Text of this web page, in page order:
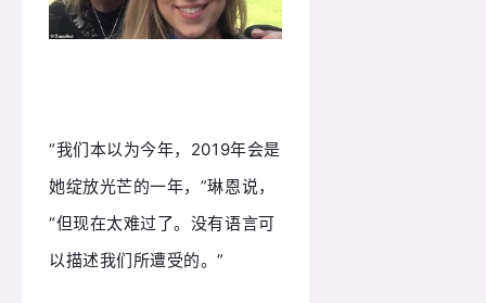
“我们本以为今年，2019年会是
她绽放光芒的一年，”琳恩说，
“但现在太难过了。 没有语言可
以描述我们所遭受的。”